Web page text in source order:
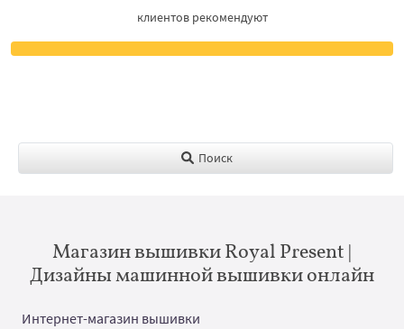
клиентов рекомендуют
Поиск
Магазин вышивки Royal Present |
Дизайны машинной вышивки онлайн
Интернет-магазин вышивки